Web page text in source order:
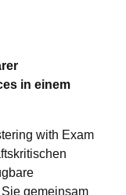
in einem
with Exam
gemeinsam